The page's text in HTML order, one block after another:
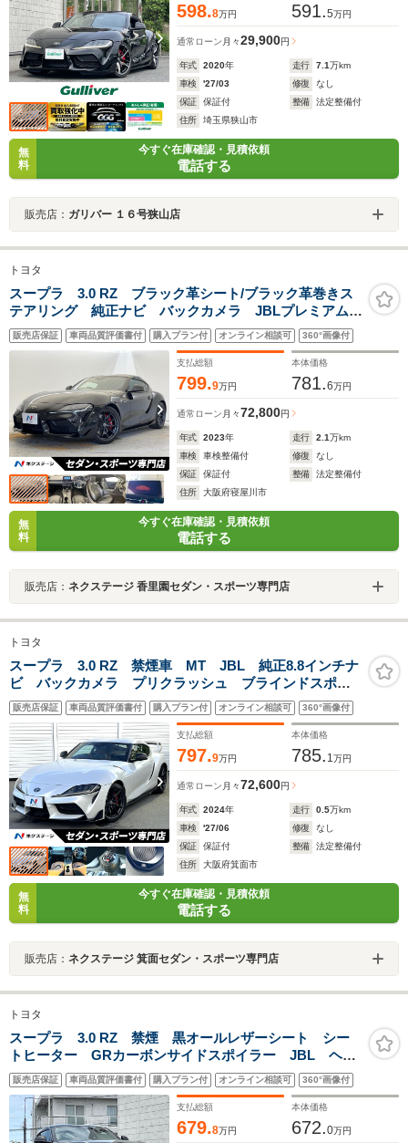
598.8万円 591.5万円
通常ローン 月々29,900円
年式 2020年 走行 7.1万km
車検
'27/03 修復
なし
保証
保証付 整備
法定整備付
住所
埼玉県狭山市
無
料
今すぐ在庫確認・見積依頼
電話する
販売店： ガリバー １６号狭山店
トヨタ
スープラ 3.0 RZ ブラック革シート/ブラック革巻きス
テアリング 純正ナビ バックカメラ JBLプレミアムサ
ウンドシステム 6速MT HUD クルーズコントロー
ル シートヒーター メモリー付パワーシート ETC
販売店保証 車両品質評価書付 購入プラン付 オンライン相談可 360°画像付
支払総額
799.9万円
本体価格
781.6万円
通常ローン 月々72,800円
年式 2023年 走行 2.1万km
車検
車検整備付 修復
なし
保証
保証付 整備
法定整備付
住所
大阪府寝屋川市
無
料
今すぐ在庫確認・見積依頼
電話する
販売店： ネクステージ 香里園セダン・スポーツ専門店
トヨタ
スープラ 3.0 RZ 禁煙車 MT JBL 純正8.8インチナ
ビ バックカメラ プリクラッシュ ブラインドスポッ
ト クリアランスソナー タン革シート メモリー付パ
ワーシート シートヒーター 6灯式LEDヘッド スマー
トキー
販売店保証 車両品質評価書付 購入プラン付 オンライン相談可 360°画像付
支払総額
797.9万円
本体価格
785. 1万円
通常ローン 月々72,600円
年式 2024年 走行 0.5万km
車検
'27/06 修復
なし
保証
保証付 整備
法定整備付
住所
大阪府箕面市
無
料
今すぐ在庫確認・見積依頼
電話する
販売店： ネクステージ 箕面セダン・スポーツ専門店
トヨタ
スープラ 3.0 RZ 禁煙 黒オールレザーシート シー
トヒーター GRカーボンサイドスポイラー JBL ヘッ
ドアップディスプレイ 衝突軽減 追従クルコン レー
ンキープ BSM 純正19インチアルミ Fドラレコ
ETC
販売店保証 車両品質評価書付 購入プラン付 オンライン相談可 360°画像付
支払総額
679.8万円
本体価格
672.0万円